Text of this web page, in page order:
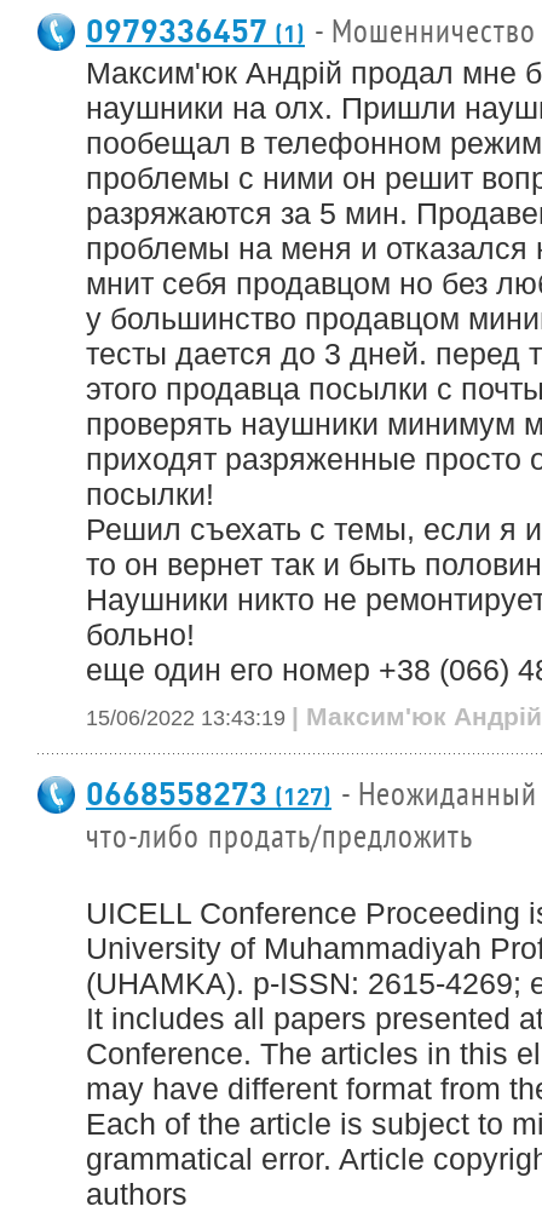
0979336457 (1) - Мошенничество
Максим'юк Андрій⁩ продал мне
наушники на олх. Пришли
пообещал в телефонном
проблемы с ними он решит
разряжаются за 5 мин.
проблемы на меня и отказался
мнит себя продавцом но без
у большинство продавцом
тесты дается до 3 дней. перед
этого продавца посылки с
проверять наушники минимум
приходят разряженные просто
посылки!
Решил съехать с темы, если я
то он вернет так и быть
Наушники никто не
больно!
еще один его номер +38 (066)
15/06/2022 13:43:19 | Максим'юк Андрій⁩
0668558273 (127) - Неожиданный
что-либо продать/предложить
UICELL Conference Proceeding
University of Muhammadiyah
(UHAMKA). p-ISSN: 2615-4269;
It includes all papers presented
Conference. The articles in this
may have different format from
Each of the article is subject to
grammatical error. Article
authors